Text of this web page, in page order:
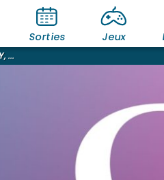
Sorties Jeux
...